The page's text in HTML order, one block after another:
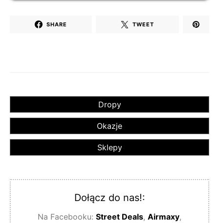
SHARE TWEET
Dropy
Okazje
Sklepy
Dołącz do nas!:
Na Facebooku: Street Deals, Airmaxy,